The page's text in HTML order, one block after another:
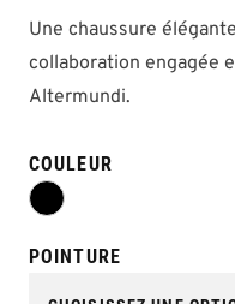
Une chaussure
collaboration engagée
Altermundi.
COULEUR
POINTURE